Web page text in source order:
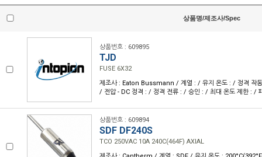
상품명/제조사/Spec
상품번호 : 609895
TJD
FUSE 6X32
제조사 : Eaton Bussmann / 계열 : / 유지 온도 : / 정격 작
/ 전압 - DC 정격 : / 정격 전류 : / 승인 : / 최대 온도 제한 : /
상품번호 : 609894
SDF DF240S
TCO 250VAC 10A 240C(464F) AXIAL